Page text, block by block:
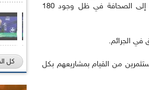
لفضحها أمام الجميع، بالتوجه إلى الصحافة في ظل وجود 180
في الجرائم.
من القيام بمشاريعهم بكل
كل